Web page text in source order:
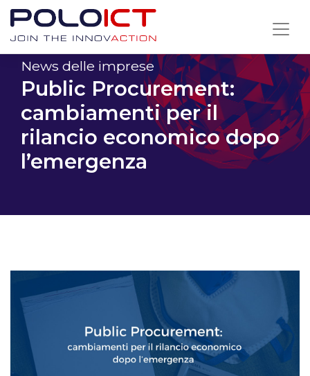
Skip
contentNews delle imprese
Public Procurement:
cambiamenti per il
rilancio economico dopo
l’emergenza